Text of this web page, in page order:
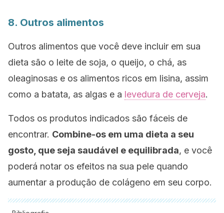
8. Outros alimentos
Outros alimentos que você deve incluir em sua
dieta são o leite de soja, o queijo, o chá, as
oleaginosas e os alimentos ricos em lisina, assim
como a batata, as algas e a levedura de cerveja.
Todos os produtos indicados são fáceis de
encontrar. Combine-os em uma dieta a seu
gosto, que seja saudável e equilibrada, e você
poderá notar os efeitos na sua pele quando
aumentar a produção de colágeno em seu corpo.